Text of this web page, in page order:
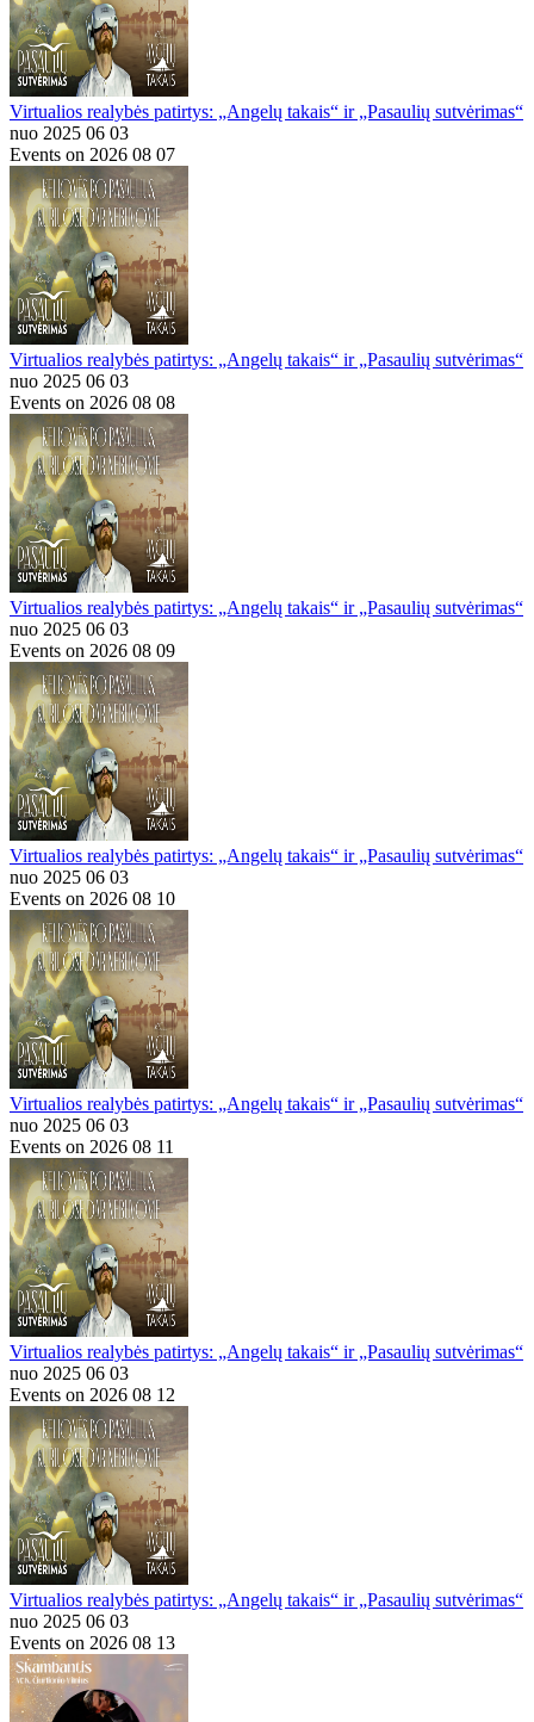
Virtualios realybės patirtys: „Angelų takais“ ir „Pasaulių sutvėrimas“
nuo 2025 06 03
Events on 2026 08 07
Virtualios realybės patirtys: „Angelų takais“ ir „Pasaulių sutvėrimas“
nuo 2025 06 03
Events on 2026 08 08
Virtualios realybės patirtys: „Angelų takais“ ir „Pasaulių sutvėrimas“
nuo 2025 06 03
Events on 2026 08 09
Virtualios realybės patirtys: „Angelų takais“ ir „Pasaulių sutvėrimas“
nuo 2025 06 03
Events on 2026 08 10
Virtualios realybės patirtys: „Angelų takais“ ir „Pasaulių sutvėrimas“
nuo 2025 06 03
Events on 2026 08 11
Virtualios realybės patirtys: „Angelų takais“ ir „Pasaulių sutvėrimas“
nuo 2025 06 03
Events on 2026 08 12
Virtualios realybės patirtys: „Angelų takais“ ir „Pasaulių sutvėrimas“
nuo 2025 06 03
Events on 2026 08 13